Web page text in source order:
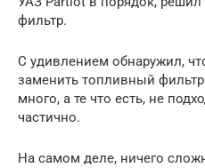
фильтр.
С удивлением обнаружил,
заменить топливный
много, а те что есть, не
частично.
На самом деле, ничего